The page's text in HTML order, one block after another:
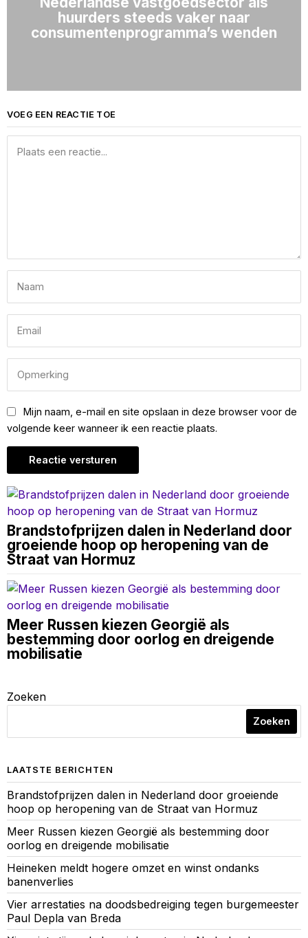
huurders steeds vaker naar
consumentenprogramma’s wenden
VOEG EEN REACTIE TOE
Mijn naam, e-mail en site opslaan in deze browser voor de
volgende keer wanneer ik een reactie plaats.
Brandstofprijzen dalen in Nederland door
groeiende hoop op heropening van de
Straat van Hormuz
Meer Russen kiezen Georgië als
bestemming door oorlog en dreigende
mobilisatie
Zoeken
Zoeken
LAATSTE BERICHTEN
Brandstofprijzen dalen in Nederland door groeiende
hoop op heropening van de Straat van Hormuz
Meer Russen kiezen Georgië als bestemming door
oorlog en dreigende mobilisatie
Heineken meldt hogere omzet en winst ondanks
banenverlies
Vier arrestaties na doodsbedreiging tegen burgemeester
Paul Depla van Breda